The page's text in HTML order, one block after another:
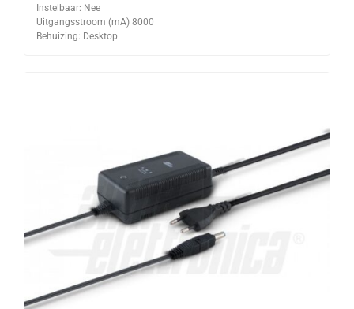
Instelbaar: Nee
Uitgangsstroom (mA) 8000
Behuizing: Desktop